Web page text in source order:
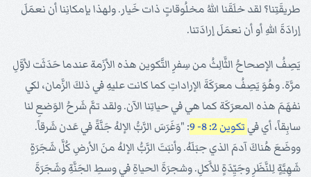
طريقَتِنا؟ لقد خلَقَنا اللهُ مخلُوقاتٍ ذات خَيار. ولهذا بإمكانِنا أن نعمَلَ
إرادَةَ اللهِ أو أن نعمَلَ إرادَتنا.
يَصِفُ الإصحاحُ الثَّالِثُ من سِفرِ التَّكوين هذه الأزَمة عندما حَدَثَت لأوَّلِ
مرَّة. وهُوَ يَصِفُ معرَكَةَ الإراداتِ كما كانت عليهِ في ذلكَ الزَّمان، لكي
نفهَمَ هذه المعرَكَة كما هي في حياتِنا الآن. ولقد تمَّ شَرحُ الوَضعِ لنا
سابِقاً، أي في تكوين 2: 8- 9
: "وَغَرَسَ الرَّبُّ الإلهُ جَنَّةً في عَدن شَرقاً.
ووضَعَ هُناكَ آدمَ الذي جبَلَهُ. وأنبَتَ الرَّبُّ الإلهُ منَ الأرضِ كُلَّ شَجَرَةٍ
شَهِيَّةٍ لِلنَّظَرِ وجَيِّدَةٍ للأَكلِ. وشجرَةَ الحياةِ في وسطِ الجَنَّةِ وشَجَرَةَ